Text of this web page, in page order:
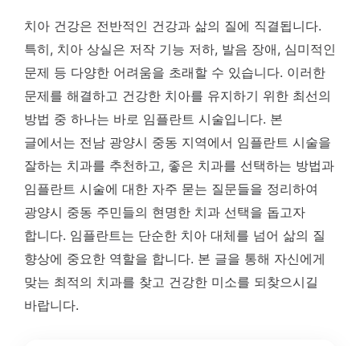
치아 건강은 전반적인 건강과 삶의 질에 직결됩니다.
특히, 치아 상실은 저작 기능 저하, 발음 장애, 심미적인
문제 등 다양한 어려움을 초래할 수 있습니다. 이러한
문제를 해결하고 건강한 치아를 유지하기 위한 최선의
방법 중 하나는 바로 임플란트 시술입니다. 본
글에서는 전남 광양시 중동 지역에서 임플란트 시술을
잘하는 치과를 추천하고, 좋은 치과를 선택하는 방법과
임플란트 시술에 대한 자주 묻는 질문들을 정리하여
광양시 중동 주민들의 현명한 치과 선택을 돕고자
합니다. 임플란트는 단순한 치아 대체를 넘어 삶의 질
향상에 중요한 역할을 합니다. 본 글을 통해 자신에게
맞는 최적의 치과를 찾고 건강한 미소를 되찾으시길
바랍니다.